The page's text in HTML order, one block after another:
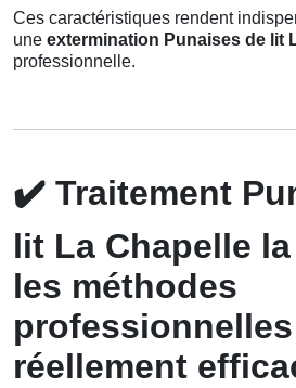
Ces caractéristiques rendent
une extermination Punaises de lit
professionnelle.
✔️ Traitement
lit La Chapelle
les méthodes
professionnelles
réellement